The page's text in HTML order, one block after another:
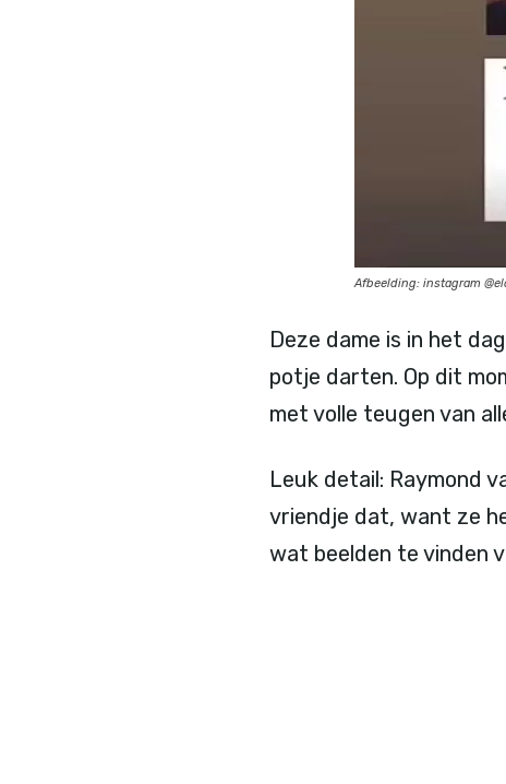
Afbeelding: instagram
Deze dame is in het
potje darten. Op dit
met volle teugen van
Leuk detail: Raymond
vriendje dat, want ze
wat beelden te vinden